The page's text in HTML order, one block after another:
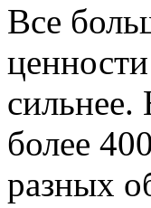
Все
сильнее.
более
разных